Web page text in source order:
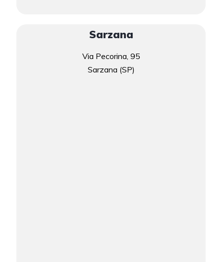
Sarzana
Via Pecorina, 95
Sarzana (SP)